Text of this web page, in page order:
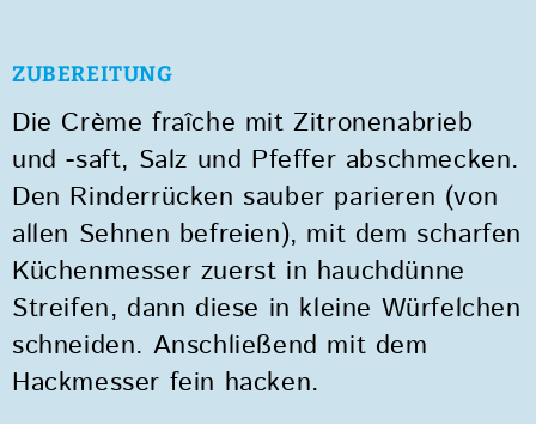
ZUBEREITUNG
Die Crème fraîche mit Zitronenabrieb
und -saft, Salz und Pfeffer abschmecken.
Den Rinderrücken sauber parieren (von
allen Sehnen befreien), mit dem scharfen
Küchenmesser zuerst in hauchdünne
Streifen, dann diese in kleine Würfelchen
schneiden. Anschließend mit dem
Hackmesser fein hacken.